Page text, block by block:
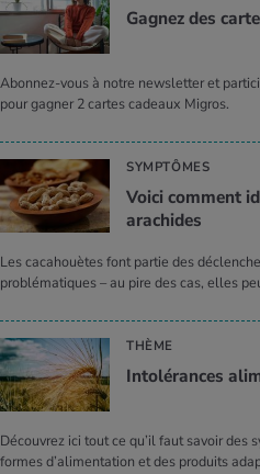
Gagnez des
Abonnez-vous à notre newsletter et
pour gagner 2 cartes cadeaux Migros.
SYMPTÔMES
Voici comment
arachides
Les cacahouètes font partie des
problématiques – au pire des cas, elles
THÈME
Intolérances
Découvrez ici tout ce qu’il faut savoir des
formes d’alimentation et des produits